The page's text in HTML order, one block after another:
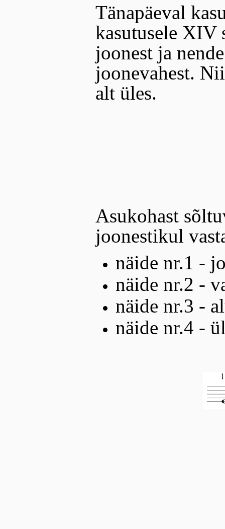
Tänapäeval
kasutusele XIV
joonest ja
joonevahest.
alt üles.
Asukohast
joonestikul
näide nr.1 -
näide nr.2 -
näide nr.3 -
näide nr.4 -